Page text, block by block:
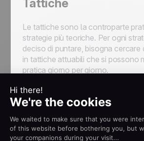
Tattiche
Le tattiche sono la controparte
strategie più teoriche. Per ogni
deciso di puntare, bisogna cercare
in tattiche attuabili che si possono
pratica giorno per giorno.
Prendiamo l'esempio del
strategia: le tattiche possono
marketing, il content marketing e le
social media, che a loro volta
suddivise in attività più piccole.